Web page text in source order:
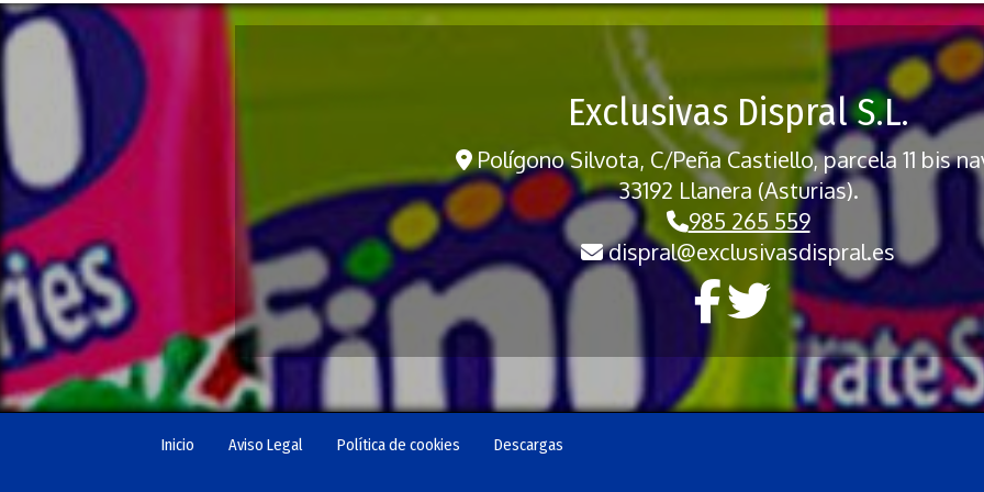
Exclusivas Dispral S.L.
Polígono Silvota, C/Peña Castiello, parcela 11 bis
33192 Llanera (Asturias).
985 265 559
dispral
exclusivasdispral.es
Inicio Aviso Legal Política de cookies Descargas